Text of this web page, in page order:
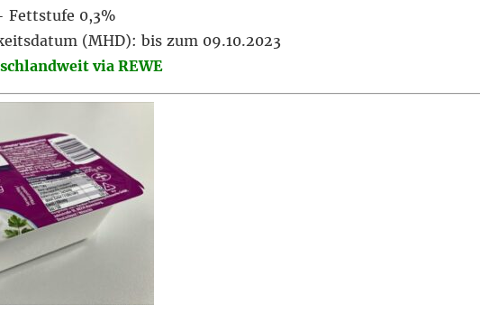
Fettstufe 0,3%
(MHD): bis zum 09.10.2023
via REWE